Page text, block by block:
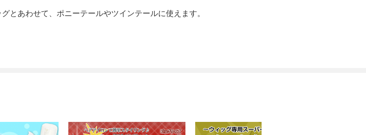
とあわせて、ポニーテールやツインテールに使えます。